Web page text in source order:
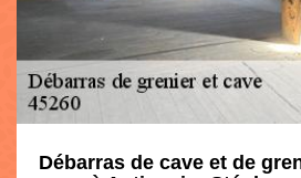
Débarras de cave et de